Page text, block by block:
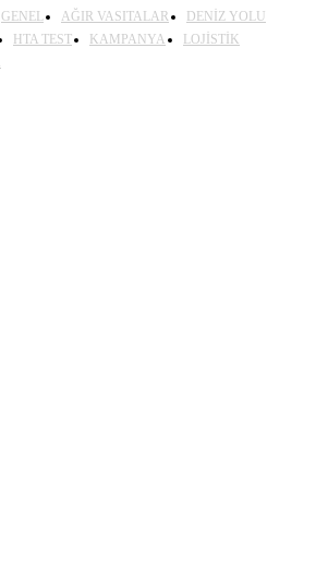
GENEL AĞIR VASITALAR
DENİZ YOLU
HTA TEST KAMPANYA
LOJİSTİK